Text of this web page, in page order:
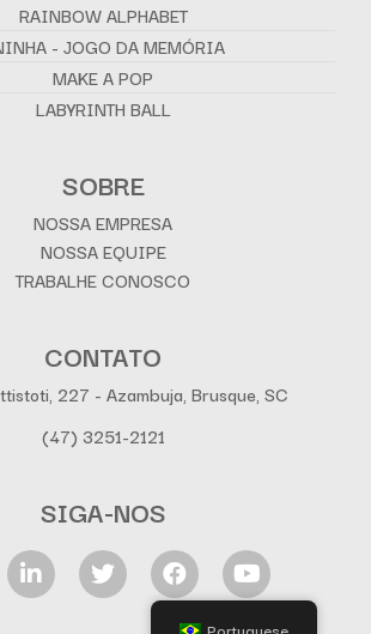
RAINBOW ALPHABET
- JOGO DA MEMÓRIA
MAKE A POP
LABYRINTH BALL
SOBRE
NOSSA EMPRESA
NOSSA EQUIPE
TRABALHE CONOSCO
CONTATO
227 - Azambuja, Brusque, SC
(47) 3251-2121
SIGA-NOS